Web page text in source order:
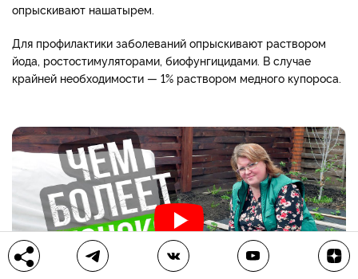
опрыскивают нашатырем.
Для профилактики заболеваний опрыскивают раствором
йода, ростостимуляторами, биофунгицидами. В случае
крайней необходимости — 1% раствором медного купороса.